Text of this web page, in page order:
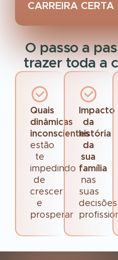
CARREIRA CERTA
O passo a
trazer toda a
Quais
dinâmicas
inconscientes
estão
te
impedindo
de
crescer
e
prosperar
Impacto
da
história
da
sua
família
nas
suas
decisões